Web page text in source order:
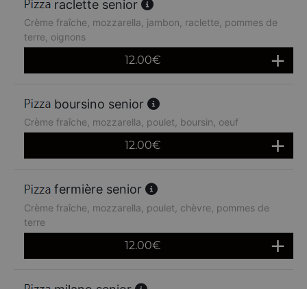
raclette senior
Crème fraîche, mozzarella, jambon, raclette, pommes de
terre, oignons
12.00€
boursino senior
Crème fraîche, mozzarella, poulet, boursin, oeuf
12.00€
fermière senior
Crème fraîche, mozzarella, poulet, chèvre, pommes de
terre
12.00€